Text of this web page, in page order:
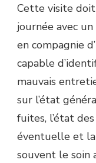
Cette visite doit
journée avec
en compagnie
capable
mauvais
sur l’état
fuites, l’état
éventuelle et
souvent le soin